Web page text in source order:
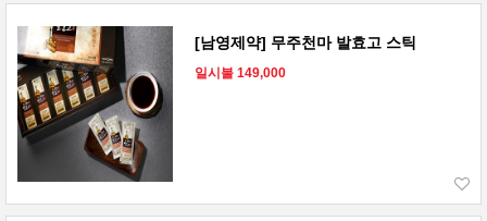
[남영제약] 무주천마 발효고 스틱
일시불 149,000